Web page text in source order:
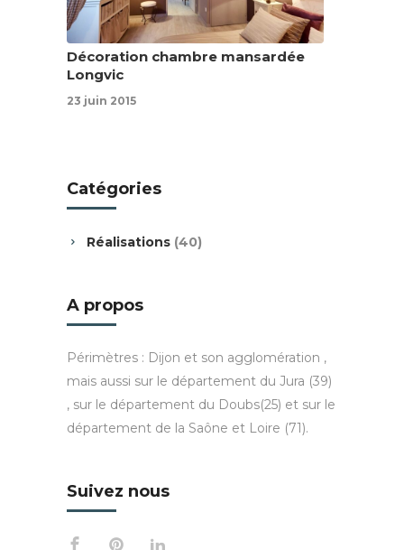
Décoration chambre mansardée
Longvic
23 juin 2015
Catégories
Réalisations (40)
A propos
Périmètres : Dijon et son agglomération ,
mais aussi sur le département du Jura (39)
, sur le département du Doubs(25) et sur le
département de la Saône et Loire (71).
Suivez nous